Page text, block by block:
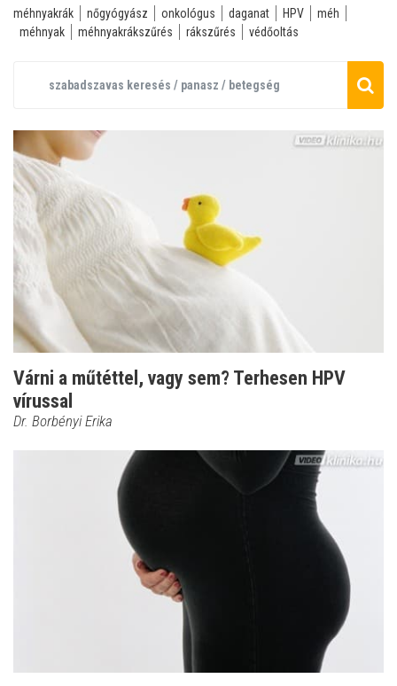
méhnyakrák nőgyógyász onkológus daganat HPV
méh
méhnyak
méhnyakrákszűrés rákszűrés védőoltás
Várni a műtéttel, vagy sem? Terhesen HPV
vírussal
Dr. Borbényi Erika